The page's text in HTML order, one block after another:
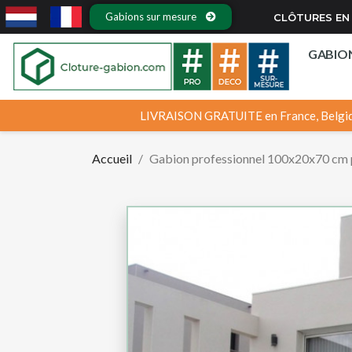
Gabions sur mesure CLÔTURES
LIVRAISON GRATUITE en France,
Accueil Gabion professionnel 100x20x70